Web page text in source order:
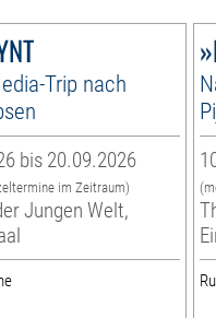
Trip nach
bis 20.09.2026
im Zeitraum)
Jungen Welt,